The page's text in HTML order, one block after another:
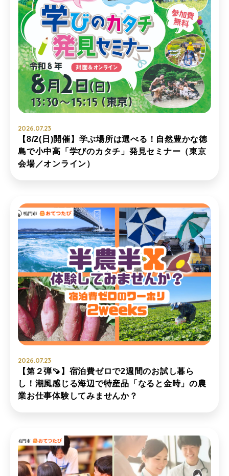
2026.07.23
【8/2(日)開催】学ぶ場所は選べる！自然豊かな徳
島で小中高「学びのカタチ」発見セミナー（東京
会場／オンライン）
2026.07.23
【第２弾🍠】宿泊費ゼロで2週間のお試し暮ら
し！潮風感じる海辺で特産品「なると金時」の農
業お仕事体験してみませんか？